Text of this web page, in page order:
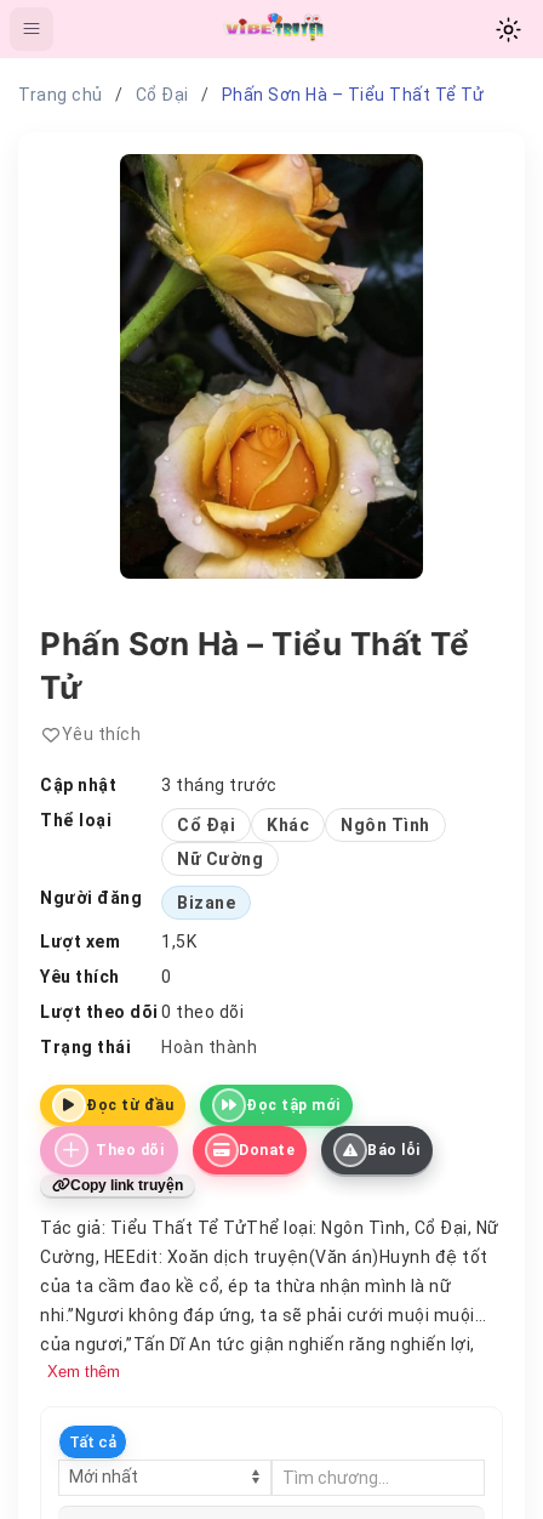
Trang chủ Cổ Đại Phấn Sơn Hà – Tiểu Thất Tể Tử
Phấn Sơn Hà – Tiểu Thất Tể
Tử
Yêu thích
Cập nhật
3 tháng trước
Thể loại
Cổ Đại Khác
Ngôn Tình
Nữ Cường
Người đăng
Bizane
Lượt xem
1,5K
Yêu thích
0
Lượt theo dõi 0 theo dõi
Trạng thái
Hoàn thành
Đọc từ đầu Đọc tập mới
Theo dõi Donate Báo lỗi
Copy link truyện
Tác giả: Tiểu Thất Tể TửThể loại: Ngôn Tình, Cổ Đại, Nữ
Cường, HEEdit: Xoăn dịch truyện(Văn án)Huynh đệ tốt
của ta cầm đao kề cổ, ép ta thừa nhận mình là nữ
nhi.”Ngươi không đáp ứng, ta sẽ phải cưới muội muội
của ngươi,”Tấn Dĩ An tức giận nghiến răng nghiến lợi,
“Nữ nhân điên kia mười lăm tuổi đã đập đầu ta, ta sẽ
“trưởng tử” của Hộ Quốc tướng quân, cũng là “nam
đinh” duy nhất của gia đình.Ta và “Thế tử phủ Minh Nghi
Vương” — Tấn Dĩ An cùng nhau học hành ba năm, cùng
Xem thêm
Tất cả